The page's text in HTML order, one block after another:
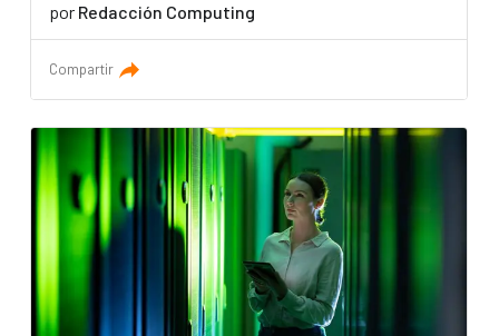
por Redacción Computing
Compartir